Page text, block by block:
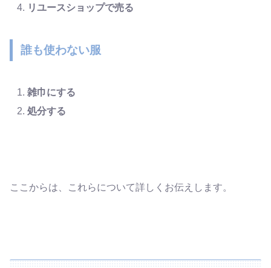
リユースショップで売る
誰も使わない服
雑巾にする
処分する
ここからは、これらについて詳しくお伝えします。